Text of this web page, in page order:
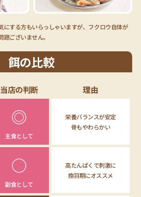
する方もいらっしゃいますが、フクロウ自体が
ございません。
餌の比較
当店の判断 理由
◎
主食として
栄養バランスが安定
骨もやわらかい
○
副食として
高たんぱくで刺激に
換羽期にオススメ